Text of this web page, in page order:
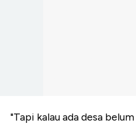
"Tapi kalau ada desa